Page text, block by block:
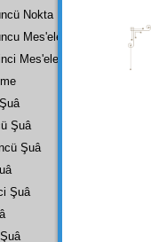
Nokta
Mes'ele
Mes'ele
Şuâ
Şuâ
Şuâ